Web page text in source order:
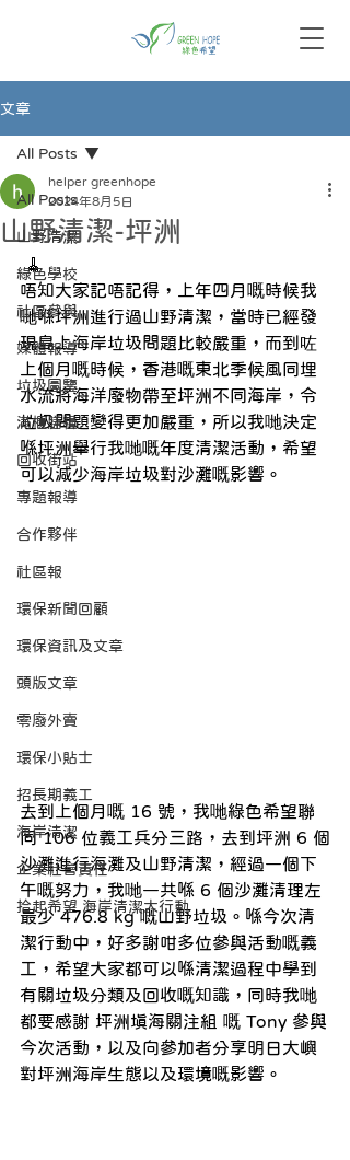
文章
All Posts
山野清潔
綠色學校
社區參與
媒體報導
垃圾圖鑒
滿櫃膳糧
回收街站
專題報導
合作夥伴
社區報
環保新聞回顧
環保資訊及文章
頭版文章
零廢外賣
環保小貼士
招長期義工
海岸清潔
企業社會責任
拾起希望 海岸清潔大行動
All Posts
山野清潔-坪洲
helper greenhope
2024年8月5日
🧹
唔知大家記唔記得，上年四月嘅時候我
哋喺坪洲進行過山野清潔，當時已經發
現島上海岸垃圾問題比較嚴重，而到咗
上個月嘅時候，香港嘅東北季候風同埋
水流將海洋廢物帶至坪洲不同海岸，令
垃圾問題變得更加嚴重，所以我哋決定
喺坪洲舉行我哋嘅年度清潔活動，希望
可以減少海岸垃圾對沙灘嘅影響。
去到上個月嘅 16 號，我哋綠色希望聯
同 106 位義工兵分三路，去到坪洲 6 個
沙灘進行海灘及山野清潔，經過一個下
午嘅努力，我哋一共喺 6 個沙灘清理左
最少 476.8 kg 嘅山野垃圾。喺今次清
潔行動中，好多謝咁多位參與活動嘅義
工，希望大家都可以喺清潔過程中學到
有關垃圾分類及回收嘅知識，同時我哋
都要感謝 坪洲填海關注組 嘅 Tony 參與
今次活動，以及向參加者分享明日大嶼
對坪洲海岸生態以及環境嘅影響。